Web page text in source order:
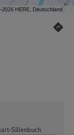
HERE, Deutschland
Sillenbuch